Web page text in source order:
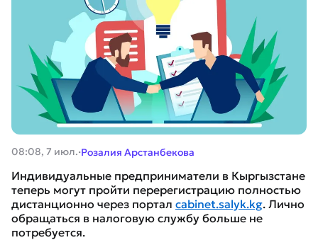
08:08, 7 июл.·Розалия Арстанбекова
Индивидуальные предприниматели в Кыргызстане
теперь могут пройти перерегистрацию полностью
дистанционно через портал cabinet.salyk.kg. Лично
обращаться в налоговую службу больше не
потребуется.